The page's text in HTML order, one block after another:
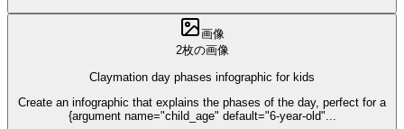
画像
2枚の画像
Claymation day phases infographic for kids
Create an infographic that explains the phases of the day, perfect for a
{argument name="child_age" default="6-year-old"...